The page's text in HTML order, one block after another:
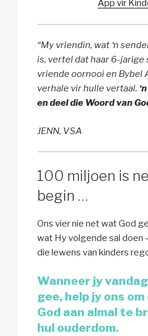
App vir
“My vriendin, wat ‘n
is, vertel dat haar 6-jarige
vriende oornooi en Bybel
verhale vir hulle vertaal.
en deel die Woord van
JENN, VSA
100 miljoen is
begin …
Ons vier nie net wat God
wat Hy volgende sal doen
die lewens van kinders
Wanneer jy
gee, help jy ons
God aan almal te
hul ouderdom.